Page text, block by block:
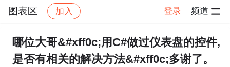
图表区 加入 登录 频道
社区 图表区 帖子详情
哪位大哥&#xff0c;用C#做过仪表盘的控件,
是否有相关的解决方法&#xff0c;多谢了。